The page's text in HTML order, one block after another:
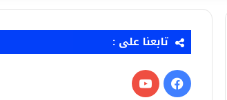
تابعنا على :
فيسبوك‫YouTube